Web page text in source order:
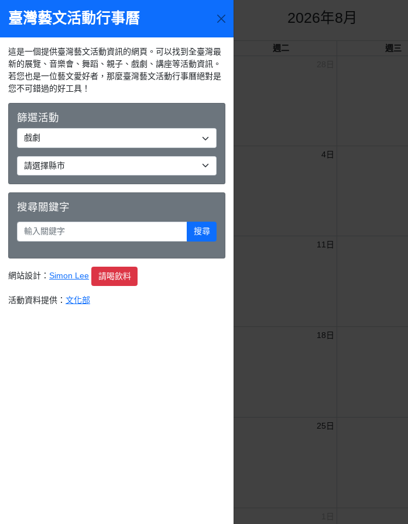
活動選單 2026年8月
週日 週一 週二 週三
26日
27日
2日 3日 4日
9日 10日 11日
18日
25日
臺灣藝文活動行事曆
這是一個提供臺灣藝文活動資訊的網頁。可以找到全臺灣最
新的展覽、音樂會、舞蹈、親子、戲劇、講座等活動資訊。
若您也是一位藝文愛好者，那麼臺灣藝文活動行事曆絕對是
您不可錯過的好工具！
篩選活動
搜尋關鍵字
搜尋
網站設計： Simon Lee 請喝飲料
活動資料提供： 文化部